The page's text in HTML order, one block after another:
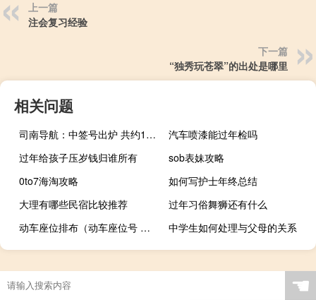
上一篇
注会复习经验
下一篇
“独秀玩苍翠”的出处是哪里
相关问题
司南导航：中签号出炉 共约1.06万个
汽车喷漆能过年检吗
过年给孩子压岁钱归谁所有
sob表妹攻略
0to7海淘攻略
如何写护士年终总结
大理有哪些民宿比较推荐
过年习俗舞狮还有什么
动车座位排布（动车座位号 是怎样分布的）
中学生如何处理与父母的关系
☚